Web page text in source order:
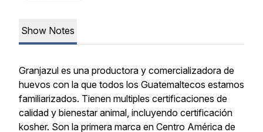
Show Notes
Granjazul es una productora y comercializadora de
huevos con la que todos los Guatemaltecos estamos
familiarizados. Tienen multiples certificaciones de
calidad y bienestar animal, incluyendo certificación
kosher. Son la primera marca en Centro América de